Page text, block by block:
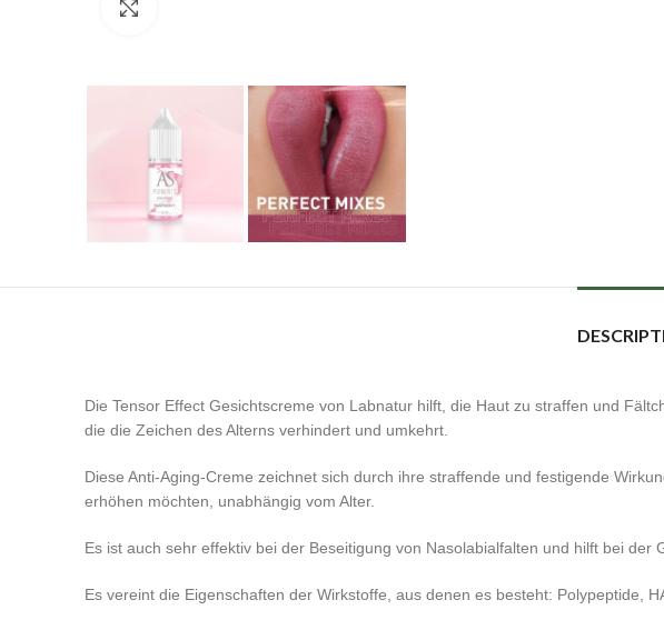
Die Tensor Effect Gesichtscreme von Labnatur hilft, die Haut zu straffen und
die die Zeichen des Alterns verhindert und umkehrt.
Diese Anti-Aging-Creme zeichnet sich durch ihre straffende und festigende
erhöhen möchten, unabhängig vom Alter.
Es ist auch sehr effektiv bei der Beseitigung von Nasolabialfalten und hilft bei
Es vereint die Eigenschaften der Wirkstoffe, aus denen es besteht: Polypeptide,